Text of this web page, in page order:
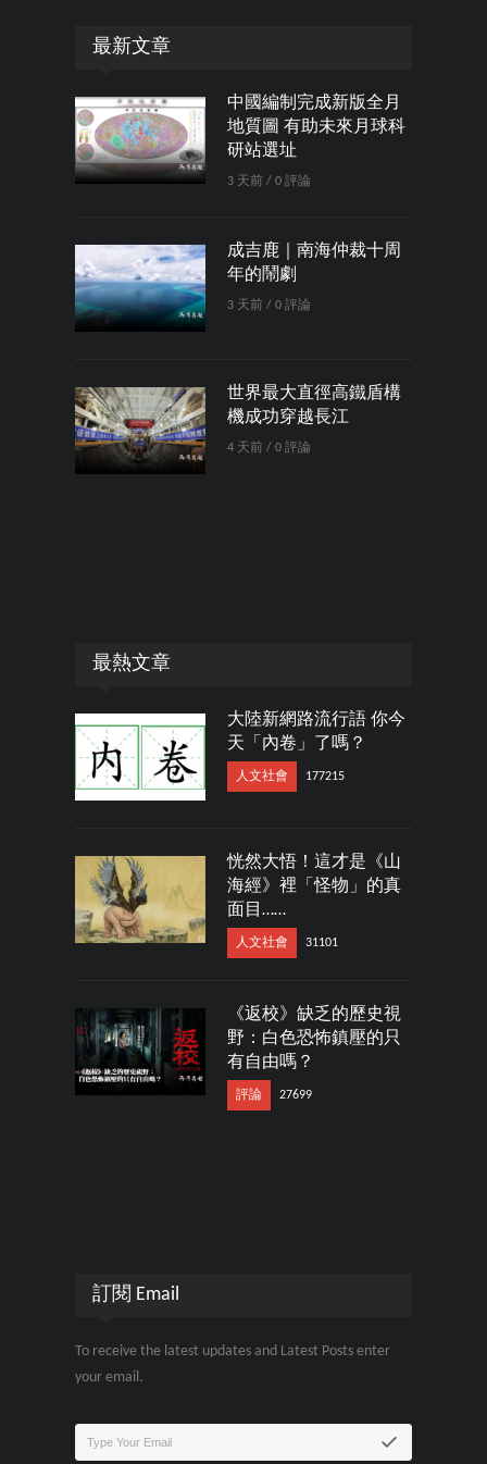
最新文章
中國編制完成新版全月
地質圖 有助未來月球科
研站選址
3 天前 / 0 評論
成吉鹿｜南海仲裁十周
年的鬧劇
3 天前 / 0 評論
世界最大直徑高鐵盾構
機成功穿越長江
4 天前 / 0 評論
最熱文章
大陸新網路流行語 你今
天「內卷」了嗎？
人文社會 177215
恍然大悟！這才是《山
海經》裡「怪物」的真
面目……
人文社會 31101
《返校》缺乏的歷史視
野：白色恐怖鎮壓的只
有自由嗎？
評論 27699
訂閱 Email
To receive the latest updates and Latest Posts enter
your email.